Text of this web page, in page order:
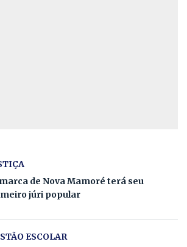
de Nova Mamoré terá seu
júri popular
ESCOLAR